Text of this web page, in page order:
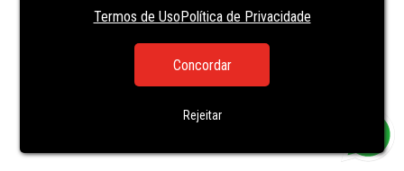
Termos de UsoPolítica de Privacidade
Concordar
Rejeitar